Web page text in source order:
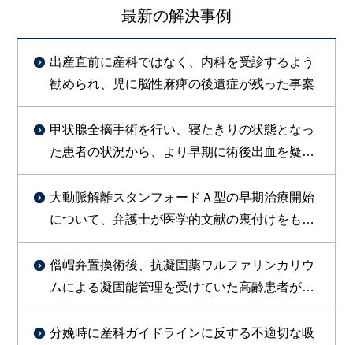
最新の解決事例
出産直前に産科ではなく、内科を受診するよう
勧められ、児に脳性麻痺の後遺症が残った事案
甲状腺全摘手術を行い、寝たきりの状態となっ
た患者の状況から、より早期に術後出血を疑っ
た対応をすべきであったと判断し訴外交渉を行
い、約１億円を支払う旨の合意が成立した事例
大動脈解離スタンフォードＡ型の早期治療開始
について、弁護士が医学的文献の裏付けをもっ
て主張し、総額約1800万円で勝訴的和解が成立
した事例
僧帽弁置換術後、抗凝固薬ワルファリンカリウ
ムによる凝固能管理を受けていた高齢患者が、
皮膚疾患治療のためセフェム系抗菌薬等の投与
を受けたところ、PT-INR異常高値（9.51）を示
分娩時に産科ガイドラインに反する不適切な吸